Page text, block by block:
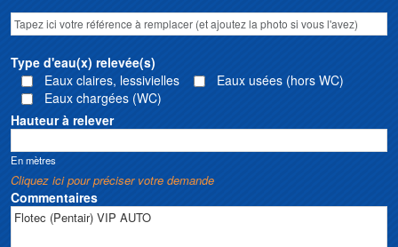
Type d'eau(x) relevée(s)
Eaux claires, lessivielles
Eaux usées (hors WC)
Eaux chargées (WC)
Hauteur à relever
En mètres
Cliquez ici pour préciser votre demande
Commentaires